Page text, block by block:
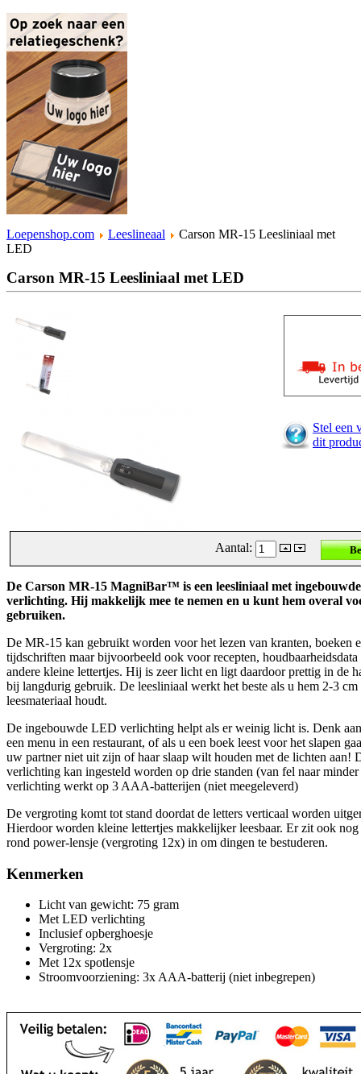
Loepenshop.com Leeslineaal
Carson MR-15 Leesliniaal met
LED
Carson MR-15 Leesliniaal met LED
Stel een
dit
Aantal:
De Carson MR-15 MagniBar™ is een leesliniaal met ingebouwde
verlichting. Hij makkelijk mee te nemen en u kunt hem overal
gebruiken.
De MR-15 kan gebruikt worden voor het lezen van kranten, boeken
tijdschriften maar bijvoorbeeld ook voor recepten,
andere kleine lettertjes. Hij is zeer licht en ligt daardoor prettig in de
bij langdurig gebruik. De leesliniaal werkt het beste als u hem 2-3 cm
leesmateriaal houdt.
De ingebouwde LED verlichting helpt als er weinig licht is. Denk
een menu in een restaurant, of als u een boek leest voor het slapen
uw partner niet uit zijn of haar slaap wilt houden met de lichten aan!
verlichting kan ingesteld worden op drie standen (van fel naar
verlichting werkt op 3 AAA-batterijen (niet meegeleverd)
De vergroting komt tot stand doordat de letters verticaal worden
Hierdoor worden kleine lettertjes makkelijker leesbaar. Er zit ook
rond power-lensje (vergroting 12x) in om dingen te bestuderen.
Kenmerken
Licht van gewicht: 75 gram
Met LED verlichting
Inclusief opberghoesje
Vergroting: 2x
Met 12x spotlensje
Stroomvoorziening: 3x AAA-batterij (niet inbegrepen)